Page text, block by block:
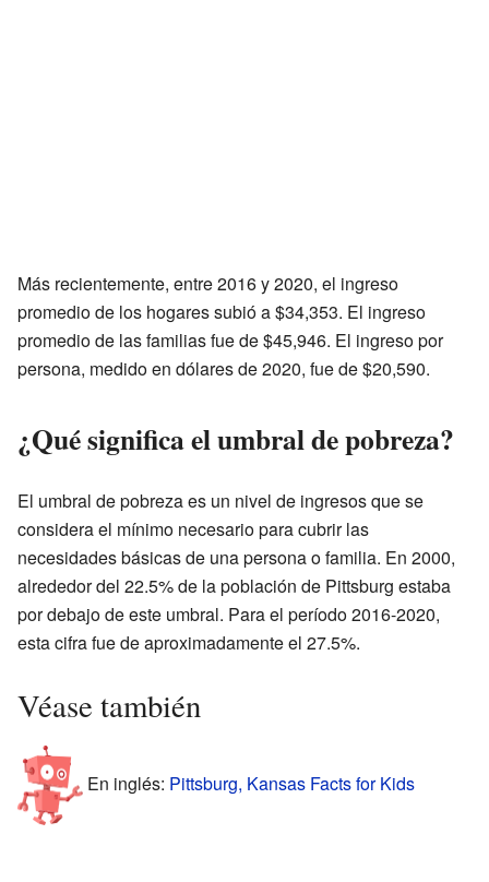
Más recientemente, entre 2016 y 2020, el ingreso
promedio de los hogares subió a $34,353. El ingreso
promedio de las familias fue de $45,946. El ingreso por
persona, medido en dólares de 2020, fue de $20,590.
¿Qué significa el umbral de pobreza?
El umbral de pobreza es un nivel de ingresos que se
considera el mínimo necesario para cubrir las
necesidades básicas de una persona o familia. En 2000,
alrededor del 22.5% de la población de Pittsburg estaba
por debajo de este umbral. Para el período 2016-2020,
esta cifra fue de aproximadamente el 27.5%.
Véase también
En inglés: Pittsburg, Kansas Facts for Kids